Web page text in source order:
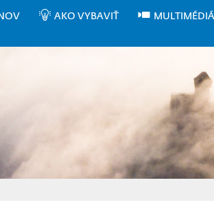
AKO VYBAVIŤ MULTIMÉDIÁ